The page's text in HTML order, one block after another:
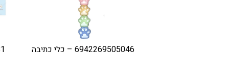
6942269505046 – כלי כתיבה